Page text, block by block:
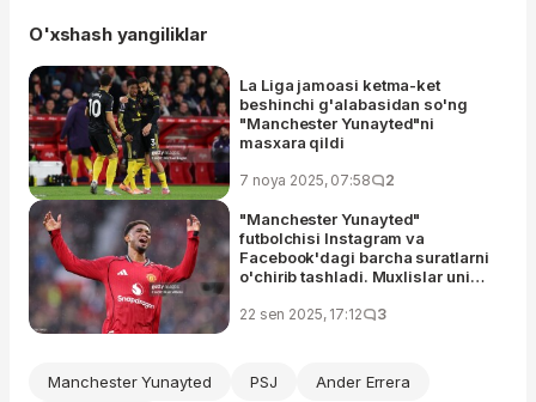
O'xshash yangiliklar
La Liga jamoasi ketma-ket
beshinchi g'alabasidan so'ng
"Manchester Yunayted"ni
masxara qildi
7 noya 2025, 07:58 2
"Manchester Yunayted"
futbolchisi Instagram va
Facebook'dagi barcha suratlarni
o'chirib tashladi. Muxlislar uni
22 sen 2025, 17:12 3
Manchester Yunayted PSJ
Ander Errera